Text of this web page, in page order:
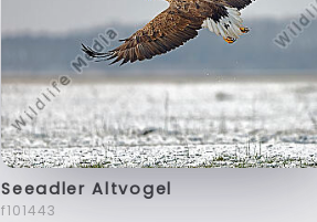
Seeadler Altvogel
f101443